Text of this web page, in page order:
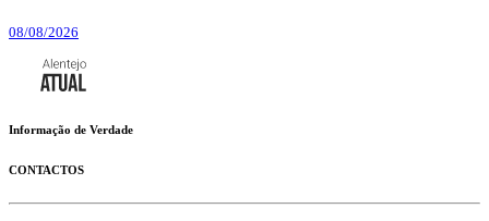
08/08/2026
Informação de Verdade
CONTACTOS